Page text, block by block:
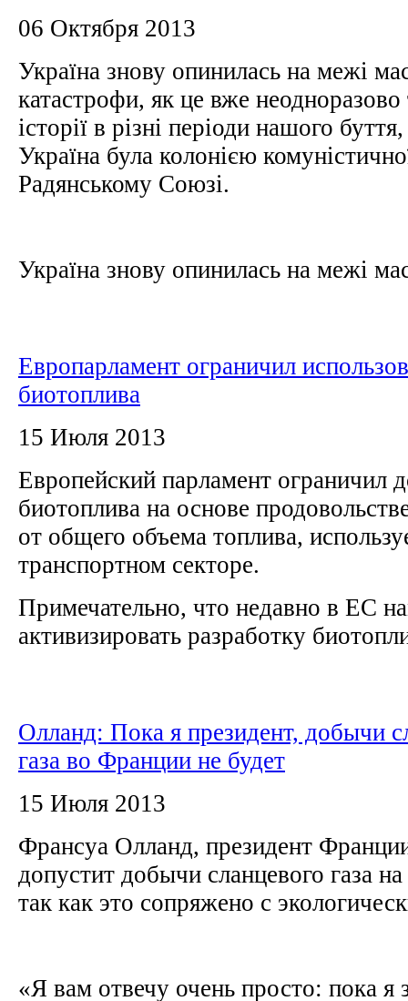
06 Октября 2013
Україна знову опинилась на межі
катастрофи, як це вже
історії в різні періоди нашого
Україна була колонією
Радянському Союзі.
Україна знову опинилась на межі
Европарламент ограничил
биотоплива
15 Июля 2013
Европейский парламент ограничил
биотоплива на основе
от общего объема топлива,
транспортном секторе.
Примечательно, что недавно в ЕС
активизировать разработку
Олланд: Пока я президент, добычи
газа во Франции не будет
15 Июля 2013
Франсуа Олланд, президент
допустит добычи сланцевого газа
так как это сопряжено с
«Я вам отвечу очень просто: пока я